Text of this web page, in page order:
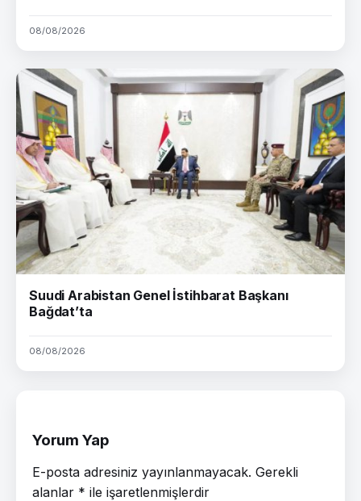
08/08/2026
Suudi Arabistan Genel İstihbarat Başkanı
Bağdat’ta
08/08/2026
Yorum Yap
E-posta adresiniz yayınlanmayacak. Gerekli
alanlar * ile işaretlenmişlerdir